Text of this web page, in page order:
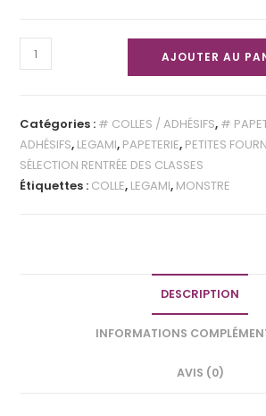
AJOUTER AU
Catégories : # COLLES / ADHÉSIFS, #
ADHÉSIFS, LEGAMI, PAPETERIE, PETITES
SÉLECTION RENTRÉE DES CLASSES
Étiquettes : COLLE, LEGAMI, MONSTRE
DESCRIPTION
INFORMATIONS
AVIS (0)